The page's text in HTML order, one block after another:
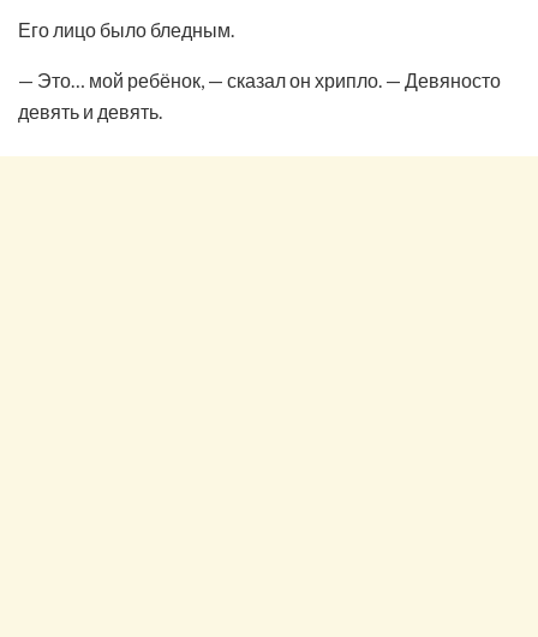
Его лицо было бледным.
— Это… мой ребёнок, — сказал он хрипло. — Девяносто
девять и девять.